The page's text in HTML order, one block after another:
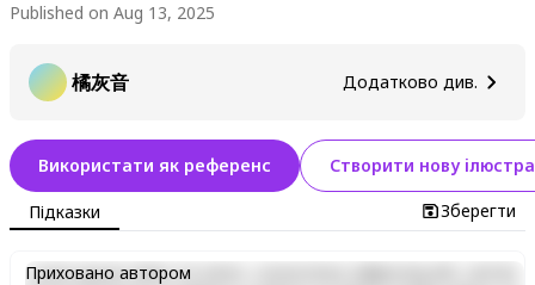
Published on Aug 13, 2025
橘灰音 Додатково див.
Використати як референс Створити нову
Підказки Зберегти
Lorem ipsum dolor sit amet, consectetur adipiscing elit, sed do
Приховано автором